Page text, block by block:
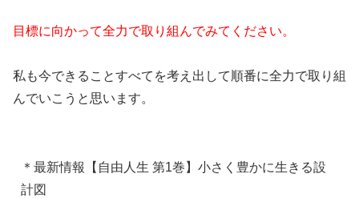
目標に向かって全力で取り組んでみてください。
私も今できることすべてを考え出して順番に全力で取り組
んでいこうと思います。
＊最新情報【自由人生 第1巻】小さく豊かに生きる設
計図